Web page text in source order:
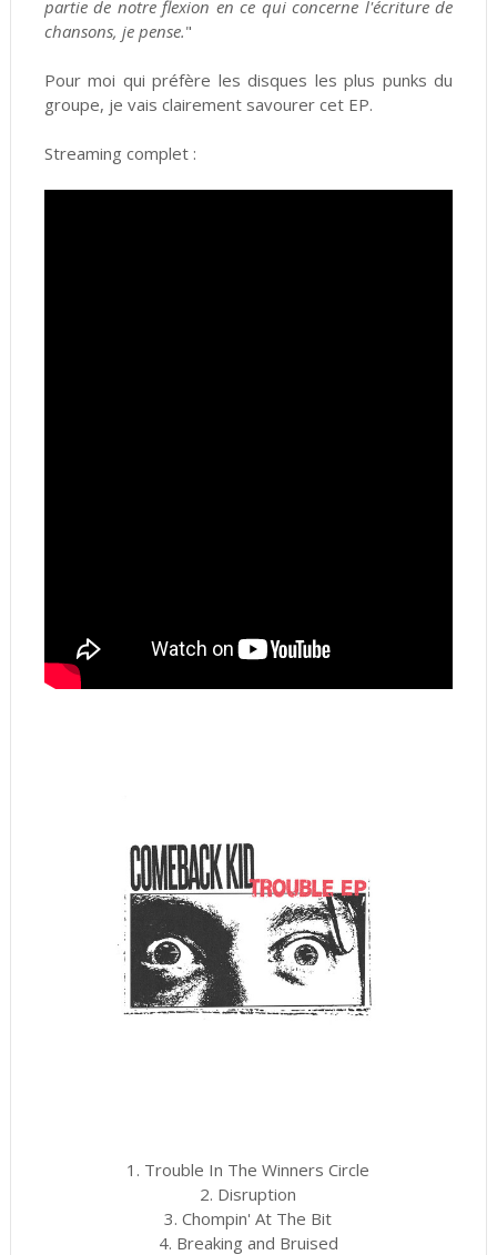
partie de notre flexion en ce qui concerne l'écriture de
chansons, je pense."
Pour moi qui préfère les disques les plus punks du
groupe, je vais clairement savourer cet EP.
Streaming complet :
1. Trouble In The Winners Circle
2. Disruption
3. Chompin' At The Bit
4. Breaking and Bruised